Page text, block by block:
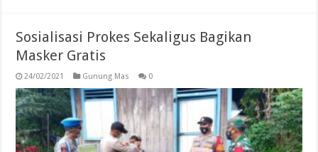
Sosialisasi Prokes Sekaligus Bagikan
Masker Gratis
24/02/2021 Gunung Mas 0